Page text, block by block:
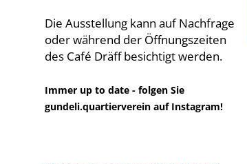
Die Ausstellung kann auf Nachfrage
oder während der Öffnungszeiten
des Café Dräff besichtigt werden.
Immer up to date - folgen Sie
gundeli.quartierverein auf Instagram!